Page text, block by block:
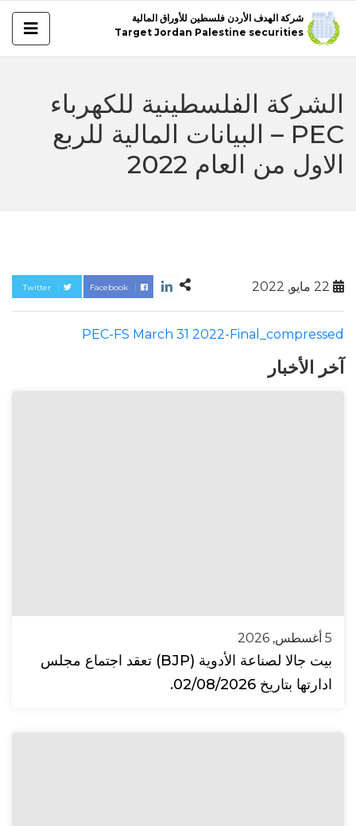
شركة الهدف الأردن فلسطين للأوراق المالية
Target Jordan Palestine securities
الشركة الفلسطينية للكهرباء
PEC – البيانات المالية للربع
الاول من العام 2022
Twitter Facebook
PEC-FS March 31 2022-Final_compressed
آخر الأخبار
5 أغسطس, 2026
بيت جالا لصناعة الأدوية (BJP) تعقد اجتماع مجلس
ادارتها بتاريخ 02/08/2026.